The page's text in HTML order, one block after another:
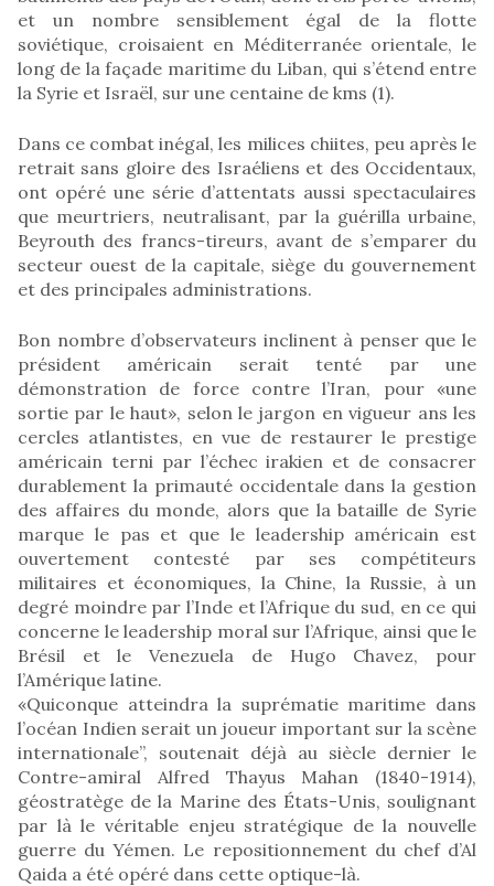
et un nombre sensiblement égal de la flotte
soviétique, croisaient en Méditerranée orientale, le
long de la façade maritime du Liban, qui s’étend entre
la Syrie et Israël, sur une centaine de kms (1).
Dans ce combat inégal, les milices chiites, peu après le
retrait sans gloire des Israéliens et des Occidentaux,
ont opéré une série d’attentats aussi spectaculaires
que meurtriers, neutralisant, par la guérilla urbaine,
Beyrouth des francs-tireurs, avant de s’emparer du
secteur ouest de la capitale, siège du gouvernement
et des principales administrations.
Bon nombre d’observateurs inclinent à penser que le
président américain serait tenté par une
démonstration de force contre l’Iran, pour «une
sortie par le haut», selon le jargon en vigueur ans les
cercles atlantistes, en vue de restaurer le prestige
américain terni par l’échec irakien et de consacrer
durablement la primauté occidentale dans la gestion
des affaires du monde, alors que la bataille de Syrie
marque le pas et que le leadership américain est
ouvertement contesté par ses compétiteurs
militaires et économiques, la Chine, la Russie, à un
degré moindre par l’Inde et l’Afrique du sud, en ce qui
concerne le leadership moral sur l’Afrique, ainsi que le
Brésil et le Venezuela de Hugo Chavez, pour
l’Amérique latine.
«Quiconque atteindra la suprématie maritime dans
l’océan Indien serait un joueur important sur la scène
internationale”, soutenait déjà au siècle dernier le
Contre-amiral Alfred Thayus Mahan (1840-1914),
géostratège de la Marine des États-Unis, soulignant
par là le véritable enjeu stratégique de la nouvelle
guerre du Yémen. Le repositionnement du chef d’Al
Qaida a été opéré dans cette optique-là.